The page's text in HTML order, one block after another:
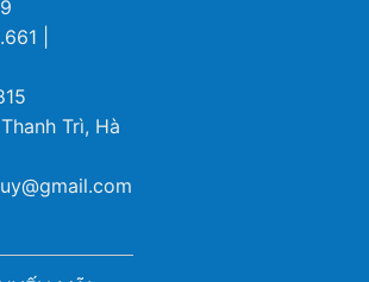
|
Trì, Hà